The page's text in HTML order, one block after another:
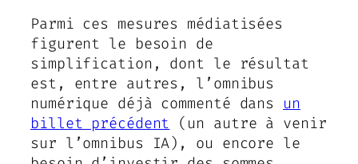
Parmi ces mesures médiatisées
figurent le besoin de
simplification, dont le résultat
est, entre autres, l’omnibus
numérique déjà commenté dans un
billet précédent (un autre à venir
sur l’omnibus IA), ou encore le